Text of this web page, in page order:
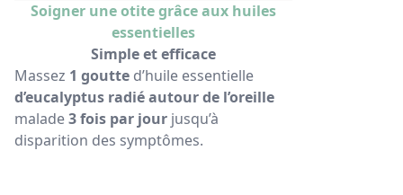
Soigner une otite grâce aux huiles
essentielles
Simple et efficace
Massez 1 goutte d’huile essentielle
d’eucalyptus radiéautour de l’oreille
malade3 fois par jour jusqu’à
disparition des symptômes.